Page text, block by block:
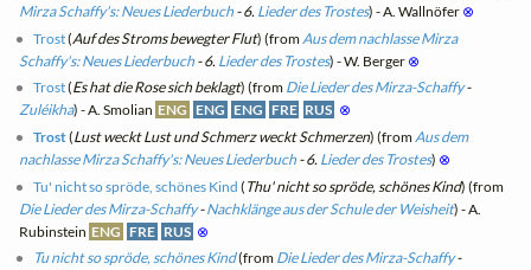
Mirza Schaffy's: Neues Liederbuch - 6. Lieder des Trostes) - A. Wallnöfer ⊗
Trost(Auf des Stroms bewegter Flut) (from Aus dem nachlasse Mirza
Schaffy's: Neues Liederbuch - 6. Lieder des Trostes) - W. Berger ⊗
Trost(Es hat die Rose sich beklagt) (from Die Lieder des Mirza-Schaffy-
Zuléikha) - A. Smolian ENG ENG ENG FRE RUS ⊗
Trost(Lust weckt Lust und Schmerz weckt Schmerzen) (from Aus dem
nachlasse Mirza Schaffy's: Neues Liederbuch - 6. Lieder des Trostes) ⊗
Tu' nicht so spröde, schönes Kind ( Thu' nicht so spröde, schönes Kind) (from
Die Lieder des Mirza-Schaffy-Nachklänge aus der Schule der Weisheit) - A.
Rubinstein ENG FRE RUS ⊗
Tu nicht so spröde, schönes Kind(from Die Lieder des Mirza-Schaffy-